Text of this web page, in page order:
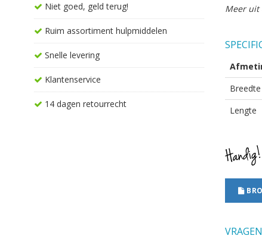
Meer uit
Breedte
Lengte
Niet goed, geld terug!
Ruim assortiment hulpmiddelen
Snelle levering
Klantenservice
14 dagen retourrecht